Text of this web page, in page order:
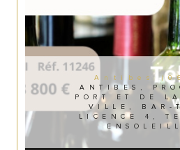
Antibes
ANTIBES,
PORT ET DE
VILLE, BAR-
LICENCE 4,